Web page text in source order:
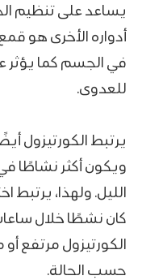
يساعد على تنظيم
أدواره الأخرى هو
في الجسم كما يؤثر
للعدوى.
يرتبط الكورتيزول
ويكون أكثر نشاطًا في
الليل. ولهذا، يرتبط
كان نشطًا خلال
الكورتيزول مرتفع
حسب الحالة.